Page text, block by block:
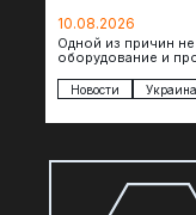
10.08.2026
Одной из причин не
оборудование и
Новости Украина